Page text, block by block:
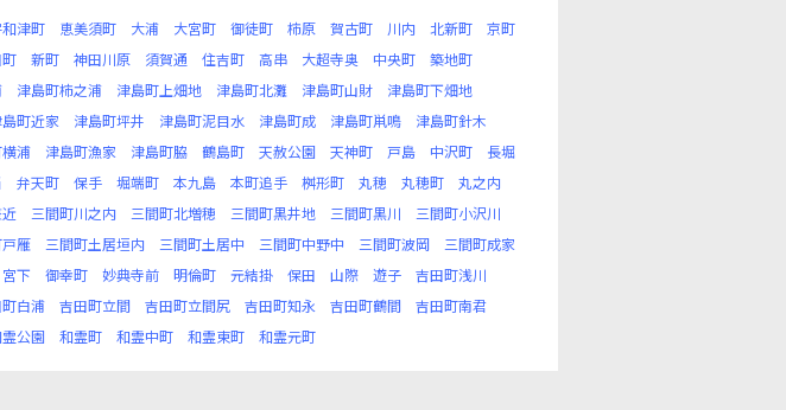
和津町 恵美須町 大浦 大宮町 御徒町 柿原 賀古町 川内 北新町
京町
新町 神田川原 須賀通 住吉町 高串 大超寺奥 中央町
築地町
津島町柿之浦 津島町上畑地 津島町北灘 津島町山財
津島町下畑地
町近家 津島町坪井 津島町泥目水 津島町成 津島町鼡鳴
津島町針木
浦 津島町漁家 津島町脇 鶴島町 天赦公園 天神町 戸島 中沢町
長堀
弁天町 保手 堀端町 本九島 本町追手 桝形町 丸穂 丸穂町
丸之内
三間町川之内 三間町北増穂 三間町黒井地 三間町黒川
三間町小沢川
雁 三間町土居垣内 三間町土居中 三間町中野中 三間町波岡
三間町成家
宮下 御幸町 妙典寺前 明倫町 元結掛 保田 山際 遊子
吉田町浅川
白浦 吉田町立間 吉田町立間尻 吉田町知永 吉田町鶴間
吉田町南君
公園 和霊町 和霊中町 和霊東町 和霊元町